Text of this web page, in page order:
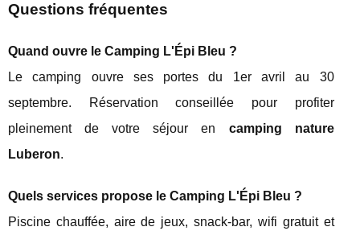
Questions fréquentes
Quand ouvre le Camping L'Épi Bleu ?
Le camping ouvre ses portes du 1er avril au 30
septembre. Réservation conseillée pour profiter
pleinement de votre séjour en camping nature
Luberon.
Quels services propose le Camping L'Épi Bleu ?
Piscine chauffée, aire de jeux, snack-bar, wifi gratuit et